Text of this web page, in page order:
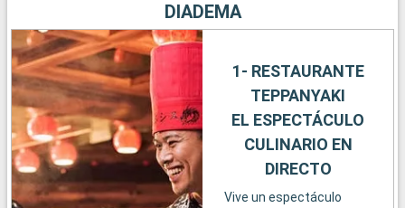
DIADEMA
1- RESTAURANTE
TEPPANYAKI
EL ESPECTÁCULO
CULINARIO EN
DIRECTO
Vive un espectáculo